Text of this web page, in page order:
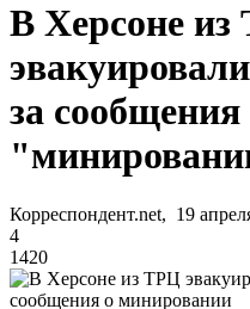
В Херсоне
за сообщения
Корреспондент.net, 19
4
1420